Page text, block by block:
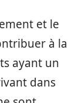
et le
à la
ayant un
dans